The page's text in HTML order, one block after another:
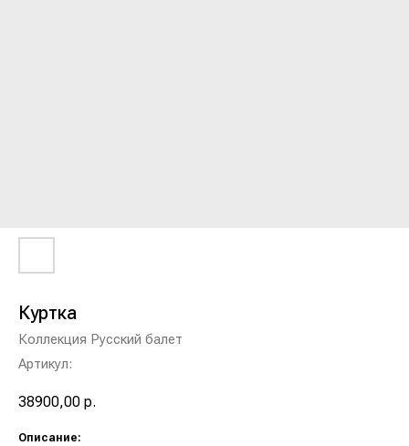
Куртка
Коллекция Русский балет
Артикул:
38900,00 р.
Описание: